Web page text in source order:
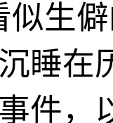
似生
睡在
件，